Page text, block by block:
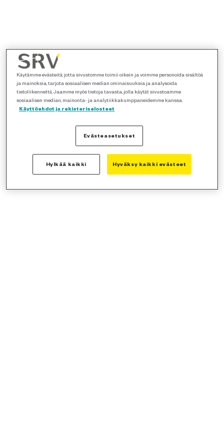
Käytämme evästeitä, jotta sivustomme toimii oikein ja voimme personoida sisältöä
ja mainoksia, tarjota sosiaalisen median ominaisuuksia ja analysoida
tietoliikennettä. Jaamme myös tietoja tavasta, jolla käytät sivustoamme
sosiaalisen median, mainonta- ja analytiikkakumppaneidemme kanssa.
Käyttöehdot ja rekisteriselosteet
Evästeasetukset
Hylkää kaikki Hyväksy kaikki evästeet